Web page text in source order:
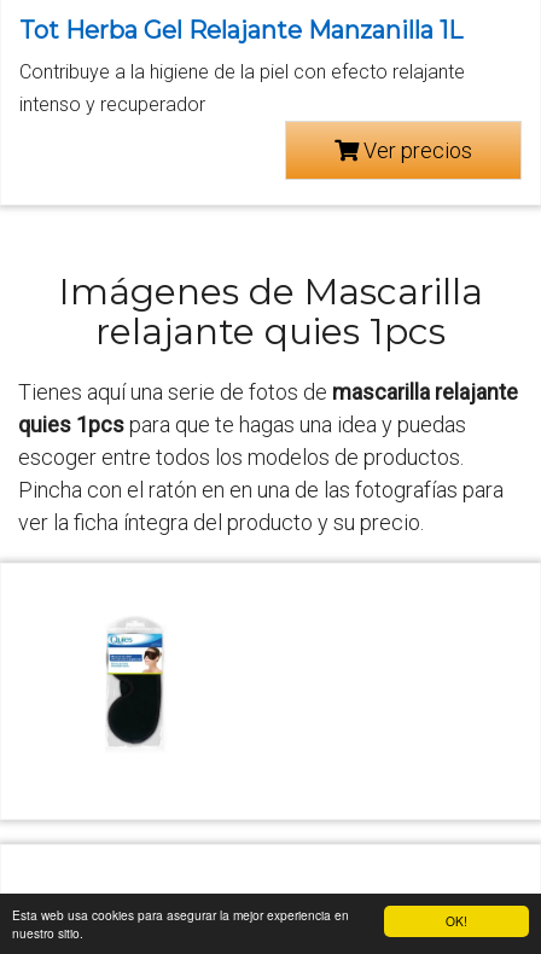
OK!
Esta web usa cookies para asegurar la mejor experiencia en
nuestro sitio.
Tot Herba Gel Relajante Manzanilla 1L
Contribuye a la higiene de la piel con efecto relajante
intenso y recuperador
Ver precios
Imágenes de Mascarilla
relajante quies 1pcs
Tienes aquí una serie de fotos de mascarilla relajante
quies 1pcspara que te hagas una idea y puedas
escoger entre todos los modelos de productos.
Pincha con el ratón en en una de las fotografías para
ver la ficha íntegra del producto y su precio.